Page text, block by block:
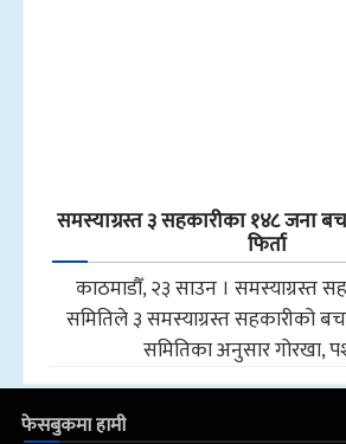
समस्याग्रस्त ३ सहकारीका १४८ जना
फिर्ता
काठमाडौँ, २३ साउन । समस्याग्रस्त
समितिले ३ समस्याग्रस्त सहकारीको
समितिका अनुसार गोरखा,
फेसबुकमा हामी